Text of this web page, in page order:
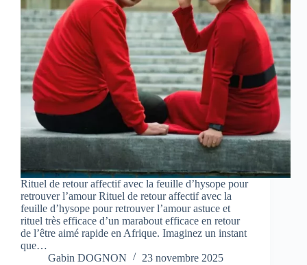
Rituel de retour affectif avec la feuille d’hysope pour
retrouver l’amour Rituel de retour affectif avec la
feuille d’hysope pour retrouver l’amour astuce et
rituel très efficace d’un marabout efficace en retour
de l’être aimé rapide en Afrique. Imaginez un instant
que…
Gabin DOGNON
23 novembre 2025